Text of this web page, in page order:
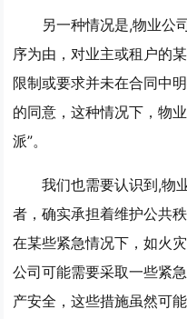
另一种情况是,物业公
序为由，对业主或租户的
限制或要求并未在合同中
的同意，这种情况下，物
派”。
我们也需要认识到,物
者，确实承担着维护公共
在某些紧急情况下，如火
公司可能需要采取一些紧
产安全，这些措施虽然可